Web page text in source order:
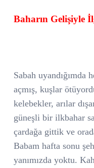
Baharın Gelişiyle
Sabah uyandığımda
açmış, kuşlar
kelebekler, arılar
güneşli bir ilkbahar
çardağa gittik ve
Babam hafta sonu
yanımızda yoktu.